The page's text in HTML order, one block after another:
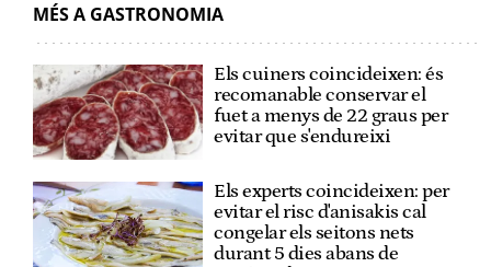
MÉS A GASTRONOMIA
Els cuiners coincideixen: és
recomanable conservar el
fuet a menys de 22 graus per
evitar que s'endureixi
Els experts coincideixen: per
evitar el risc d'anisakis cal
congelar els seitons nets
durant 5 dies abans de